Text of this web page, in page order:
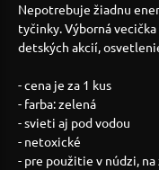
Nepotrebuje žiadnu
tyčinky. Výborná
detských akcií,
- cena je za 1 kus
- farba: zelená
- svieti aj pod vodou
- netoxické
- pre použitie v núdzi,